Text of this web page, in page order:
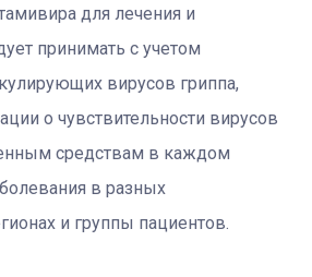
для лечения и
принимать с учетом
вирусов гриппа,
о чувствительности вирусов
средствам в каждом
в разных
и группы пациентов.